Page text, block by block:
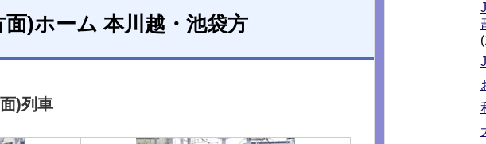
)ホーム 本川越・池袋方
)列車